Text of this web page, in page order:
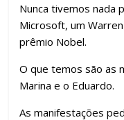
Nunca tivemos nada
Microsoft, um
prêmio Nobel.
O que temos são as
Marina e o Eduardo.
As manifestações